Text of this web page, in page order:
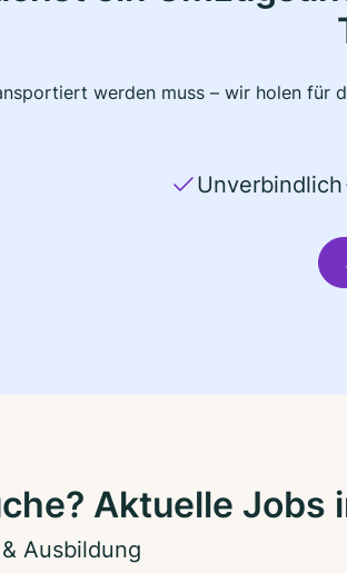
werden muss – wir holen für
Unverbindlich
Aktuelle Jobs
Ausbildung